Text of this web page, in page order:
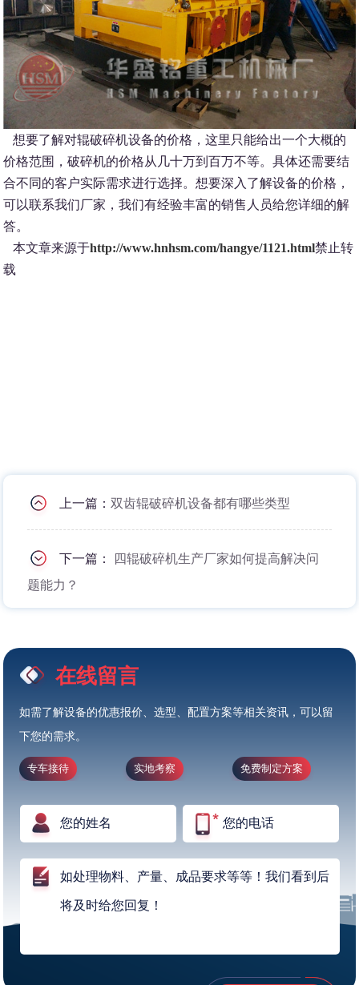
想要了解对辊破碎机设备的价格，这里只能给出一个大概的
价格范围，破碎机的价格从几十万到百万不等。具体还需要结
合不同的客户实际需求进行选择。想要深入了解设备的价格，
可以联系我们厂家，我们有经验丰富的销售人员给您详细的解
答。
本文章来源于http://www.hnhsm.com/hangye/1121.html禁止转
载
上一篇：双齿辊破碎机设备都有哪些类型
下一篇： 四辊破碎机生产厂家如何提高解决问
题能力？
在线留言
如需了解设备的优惠报价、选型、配置方案等相关资讯，可以留
下您的需求。
专车接待 实地考察 免费制定方案